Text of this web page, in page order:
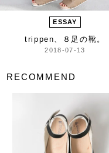
ESSAY
trippen、８足の靴。
2018-07-13
RECOMMEND